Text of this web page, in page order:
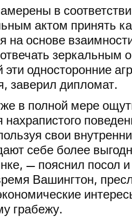
в
актом принять
на основе
зеркальным
эти односторонние
заверил дипломат.
в полной мере
нахрапистого
свои
себе более
— пояснил посол
Вашингтон,
грабежу.